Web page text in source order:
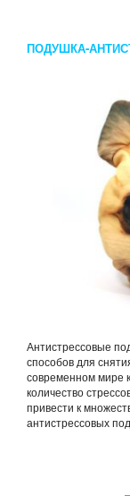
ПОДУШКА-
Антистрессовые
способов для
современном мире
количество
привести к
антистрессовых